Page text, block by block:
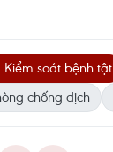
soát bệnh tật
chống dịch